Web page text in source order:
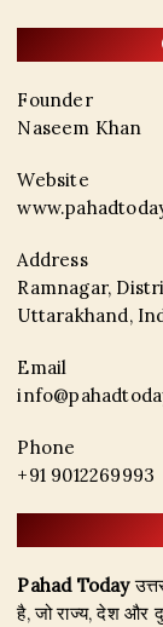
Founder
Naseem Khan
Website
Address
Ramnagar,
Uttarakhand,
Email
Phone
+91 9012269993
Pahad Today
है, जो राज्य, देश और